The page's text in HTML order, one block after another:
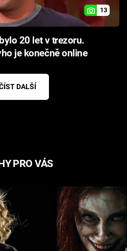
13
20 let v trezoru.
je konečně online
DALŠÍ
PRO VÁS